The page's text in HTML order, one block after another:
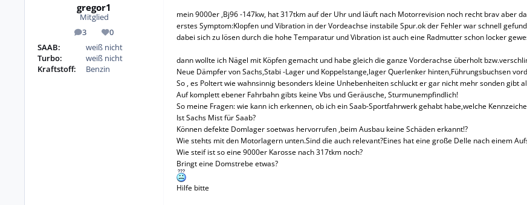
gregor1
Mitglied
3
Beiträge0
Reputation
SAAB:
weiß nicht
Turbo:
weiß nicht
Kraftstoff:
Benzin
mein 9000er ,Bj96 -147kw, hat 317tkm auf der Uhr und läuft nach Motorrevision noch recht brav aber
erstes Symptom:Klopfen und Vibration in der Vordeachse instabile Spur.ok der Fehler war schnell
dabei sich zu lösen durch die hohe Temparatur und Vibration ist auch eine Radmutter schon locker
dann wollte ich Nägel mit Köpfen gemacht und habe gleich die ganze Vorderachse überholt
Neue Dämpfer von Sachs,Stabi -Lager und Koppelstange,lager Querlenker hinten,Führungsbuchsen
So , es Poltert wie wahnsinnig besonders kleine Unhebenheiten schluckt er gar nicht mehr sonden gibt
Auf komplett ebener Fahrbahn gibts keine Vbs und Geräusche, Sturmunempfindlich!
So meine Fragen: wie kann ich erkennen, ob ich ein Saab-Sportfahrwerk gehabt habe,welche
Ist Sachs Mist für Saab?
Können defekte Domlager soetwas hervorrufen ,beim Ausbau keine Schäden erkannt!?
Wie stehts mit den Motorlagern unten.Sind die auch relevant?Eines hat eine große Delle nach einem
Wie steif ist so eine 9000er Karosse nach 317tkm noch?
Bringt eine Domstrebe etwas?
Hilfe bitte